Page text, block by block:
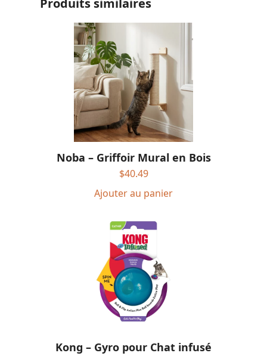
Produits similaires
Noba – Griffoir Mural en Bois
$40.49
Ajouter au panier
Kong – Gyro pour Chat infusé